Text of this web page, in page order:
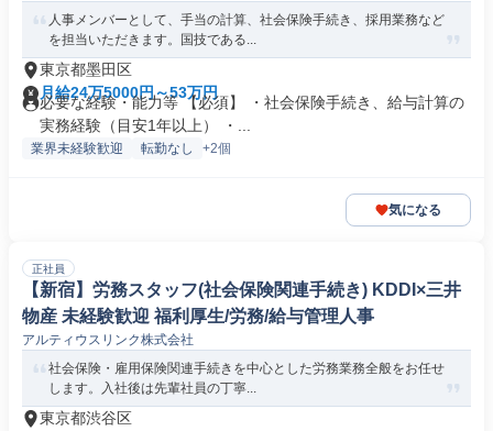
人事メンバーとして、手当の計算、社会保険手続き、採用業務など
を担当いただきます。国技である...
東京都墨田区
月給24万5000円～53万円
必要な経験・能力等 【必須】 ・社会保険手続き、給与計算の
実務経験（目安1年以上） ・...
業界未経験歓迎 転勤なし +2個
気になる
正社員
【新宿】労務スタッフ(社会保険関連手続き) KDDI×三井
物産 未経験歓迎 福利厚生/労務/給与管理人事
アルティウスリンク株式会社
社会保険・雇用保険関連手続きを中心とした労務業務全般をお任せ
します。入社後は先輩社員の丁寧...
東京都渋谷区